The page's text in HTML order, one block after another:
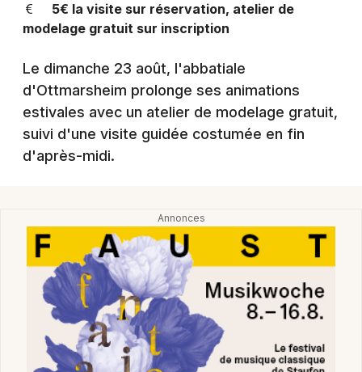
Manifestations
Spectacles
Concerts
Sports
Sorties famille
Expos
Sorties & loisirs
Manifestations dans le Haut-Rhin
Mulhouse
Montpellier
Nantes
Nice
Paris
Toulouse
Toutes les villes
5€ la visite sur réservation, atelier de
modelage gratuit sur inscription
Le dimanche 23 août, l'abbatiale
d'Ottmarsheim prolonge ses animations
estivales avec un atelier de modelage gratuit,
suivi d'une visite guidée costumée en fin
d'après-midi.